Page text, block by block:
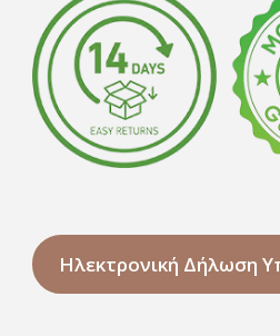
Ηλεκτρονική Δήλωση